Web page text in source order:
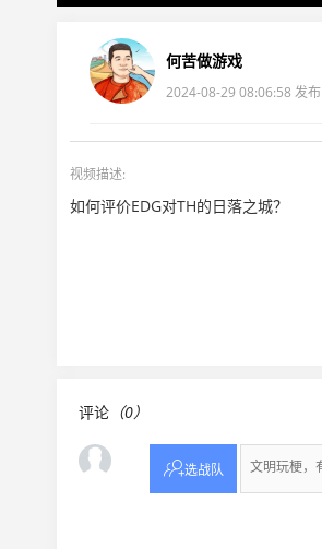
何苦做游戏
2024-08-29 08:06:58 发布
视频描述:
如何评价EDG对TH的日落之城？
评论 （0）
选战队